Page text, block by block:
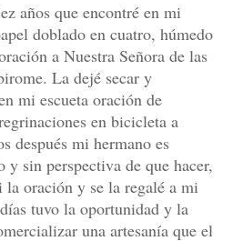
años que encontré en mi
doblado en cuatro, húmedo
a Nuestra Señora de las
La dejé secar y
mi escueta oración de
en bicicleta a
después mi hermano es
y sin perspectiva de que hacer,
oración y se la regalé a mi
tuvo la oportunidad y la
una artesanía que el